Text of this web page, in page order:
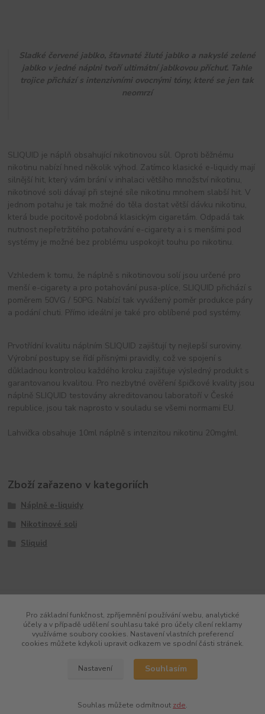
Sladké červené jablko, šťavnaté žluté jablko a nakyslé zelené
jablko v jedné náplni tvoří ultimátní jablkovou příchuť. Tahle
trojice přichází s intenzivními ovocnými tóny, které se jen tak
neomrzí
SLIQUID je náplň obsahující nikotinovou sůl. Oproti běžnému
nikotinu nabízí hned několik výhod. Zatímco klasické e-liquidy mají
silnější hit, který vám brání v inhalaci většího množství nikotinu,
nikotinové soli dávají při stejné síle nikotinu mnohem slabší hit. V
jednom potahu je tak možné do těla dostat větší dávku nikotinu,
která bude pocitově podobná klasickým cigaretám. Odpadá tak
nutnost nepřetržitého potahování e-cigarety a i s menšími pod
systémy je možné bez problému uspokojit touhu po nikotinu.
Vzhledem k tomu, že náplně s nikotinovou solí jsou určené pro
menší e-cigarety a pro potahování pusa-plíce, SLIQUID přichází s
poměrem 50VG / 50PG. Nabízí tak vyvážený poměr produkce páry
a podání chuti. Přímo ideální je také pro oblíbené pod systémy.
Prvotřídní kvalitu náplním SLIQUID zajišťují ty nejlepší suroviny.
Výrobní postupy se řídí přísnými pravidly, což ve spojení s
důkladnou kontrolou každého kroku zajišťuje výsledný produkt s
garantovanou kvalitou. Pro nezbytné ověření špičkové kvality jsou
náplně SLIQUID testovány akreditovanou laboratoří v České
republice, jsou tak naprosto v souladu se všemi normami EU.
Lahvička obsahuje 10ml náplně s intenzitou nikotinu 20mg/ml.
Zboží zařazeno v kategoriích
Náplně e-liquidy
Nikotinové soli
Sliquid
Pro základní funkčnost, zpříjemnění používání webu, analytické
účely a v případě udělení souhlasu také pro účely cílení reklamy
využíváme soubory cookies. Nastavení vlastních preferencí
cookies můžete kdykoli upravit odkazem ve spodní části stránek.
Nastavení Souhlasím
Souhlas můžete odmítnout zde.